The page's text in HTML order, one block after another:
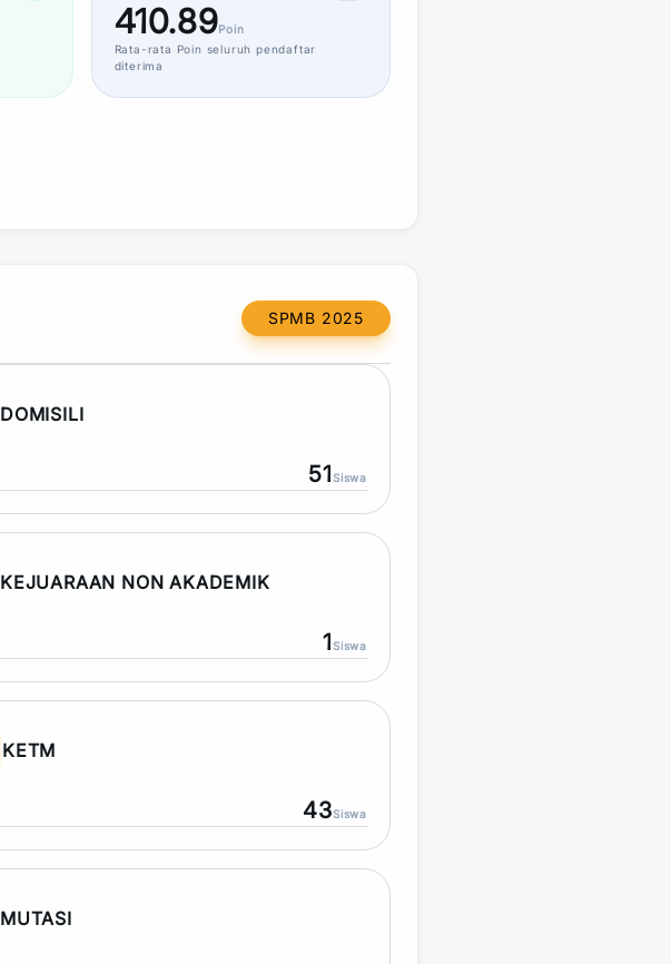
410.89Poin
Rata-rata Poin seluruh pendaftar
diterima
SPMB 2025
DOMISILI
51Siswa
KEJUARAAN NON AKADEMIK
1Siswa
KETM
43Siswa
MUTASI